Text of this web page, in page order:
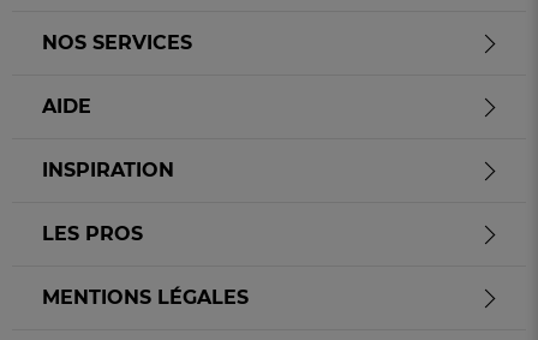
NOS SERVICES
AIDE
INSPIRATION
LES PROS
MENTIONS LÉGALES